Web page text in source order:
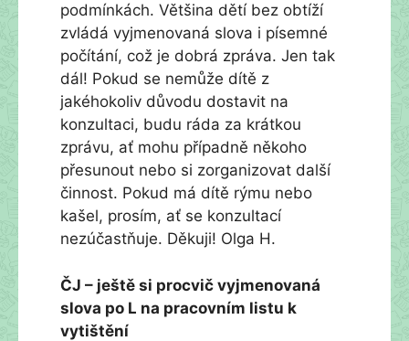
podmínkách. Většina dětí bez obtíží
zvládá vyjmenovaná slova i písemné
počítání, což je dobrá zpráva. Jen tak
dál! Pokud se nemůže dítě z
jakéhokoliv důvodu dostavit na
konzultaci, budu ráda za krátkou
zprávu, ať mohu případně někoho
přesunout nebo si zorganizovat další
činnost. Pokud má dítě rýmu nebo
kašel, prosím, ať se konzultací
nezúčastňuje. Děkuji! Olga H.
ČJ – ještě si procvič vyjmenovaná
slova po L na pracovním listu k
vytištění